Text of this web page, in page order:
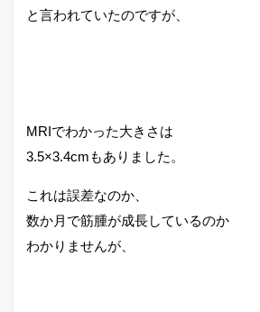
と言われていたのですが、
MRIでわかった大きさは
3.5×3.4cmもありました。
これは誤差なのか、
数か月で筋腫が成長しているのか
わかりませんが、